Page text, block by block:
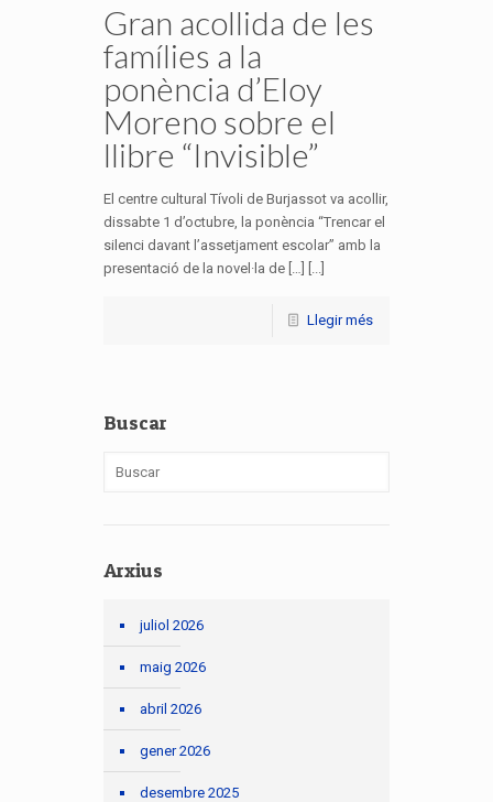
Gran acollida de les
famílies a la
ponència d’Eloy
Moreno sobre el
llibre “Invisible”
El centre cultural Tívoli de Burjassot va acollir,
dissabte 1 d’octubre, la ponència “Trencar el
silenci davant l’assetjament escolar” amb la
presentació de la novel·la de […] [...]
Llegir més
Buscar
Arxius
juliol 2026
maig 2026
abril 2026
gener 2026
desembre 2025